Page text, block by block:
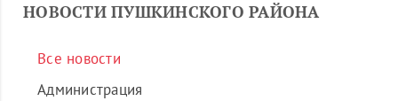
НОВОСТИ ПУШКИНСКОГО РАЙОНА
Все новости
Администрация